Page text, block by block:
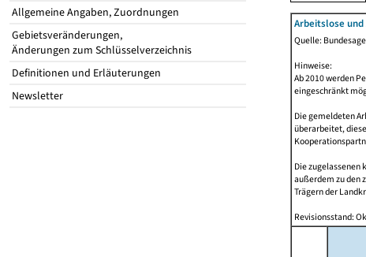
Allgemeine Angaben, Zuordnungen
Gebietsveränderungen,
Änderungen zum Schlüsselverzeichnis
Definitionen und Erläuterungen
Newsletter
Arbeitslose
Quelle:
Hinweise:
Ab 2010 werden
eingeschränkt
Die gemeldeten
überarbeitet,
Die zugelassenen
außerdem zu den
Trägern der
Revisionsstand: